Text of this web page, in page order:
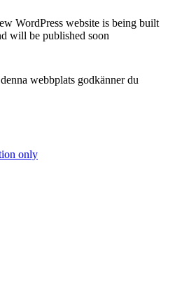
WordPress website is being built
will be published soon
webbplats godkänner du
only